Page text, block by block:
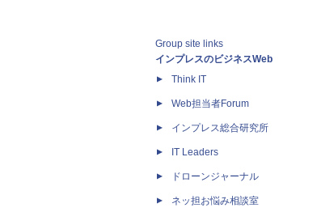
Group site links
インプレスのビジネスWeb
Think IT
Web担当者Forum
インプレス総合研究所
IT Leaders
ドローンジャーナル
ネッ担お悩み相談室